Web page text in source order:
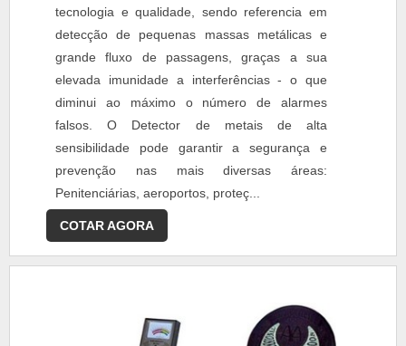
tecnologia e qualidade, sendo referencia em
detecção de pequenas massas metálicas e
grande fluxo de passagens, graças a sua
elevada imunidade a interferências - o que
diminui ao máximo o número de alarmes
falsos. O Detector de metais de alta
sensibilidade pode garantir a segurança e
prevenção nas mais diversas áreas:
Penitenciárias, aeroportos, proteç...
COTAR AGORA